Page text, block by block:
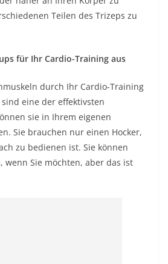
Teilen des Trizeps zu
für Ihr Cardio-Training aus
durch Ihr Cardio-Training
eine der effektivsten
sie in Ihrem eigenen
Sie brauchen nur einen Hocker,
zu bedienen ist. Sie können
wenn Sie möchten, aber das ist